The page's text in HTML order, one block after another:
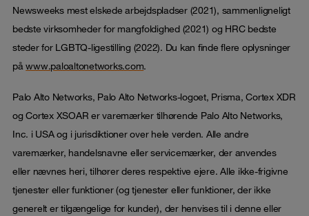
Newsweeks mest elskede arbejdspladser (2021), sammenligneligt
bedste virksomheder for mangfoldighed (2021) og HRC bedste
steder for LGBTQ-ligestilling (2022). Du kan finde flere oplysninger
påwww.paloaltonetworks.com.
Palo Alto Networks, Palo Alto Networks-logoet, Prisma, Cortex XDR
og Cortex XSOAR er varemærker tilhørende Palo Alto Networks,
Inc. i USA og i jurisdiktioner over hele verden. Alle andre
varemærker, handelsnavne eller servicemærker, der anvendes
eller nævnes heri, tilhører deres respektive ejere. Alle ikke-frigivne
tjenester eller funktioner (og tjenester eller funktioner, der ikke
generelt er tilgængelige for kunder), der henvises til i denne eller